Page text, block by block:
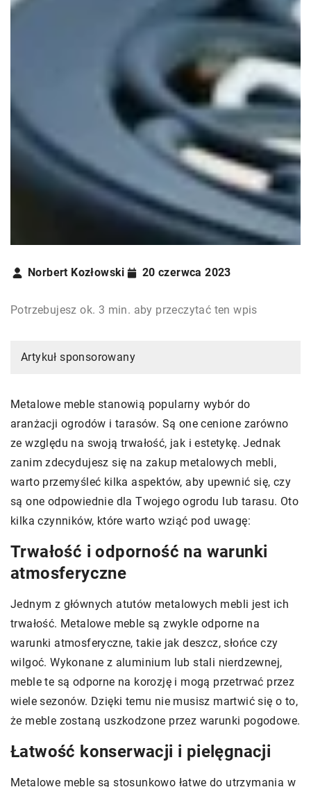
Norbert Kozłowski 20 czerwca 2023
Potrzebujesz ok. 3 min. aby przeczytać ten wpis
Artykuł sponsorowany
Metalowe meble stanowią popularny wybór do
aranżacji ogrodów i tarasów. Są one cenione zarówno
ze względu na swoją trwałość, jak i estetykę. Jednak
zanim zdecydujesz się na zakup metalowych mebli,
warto przemyśleć kilka aspektów, aby upewnić się, czy
są one odpowiednie dla Twojego ogrodu lub tarasu. Oto
kilka czynników, które warto wziąć pod uwagę:
Trwałość i odporność na warunki
atmosferyczne
Jednym z głównych atutów metalowych mebli jest ich
trwałość. Metalowe meble są zwykle odporne na
warunki atmosferyczne, takie jak deszcz, słońce czy
wilgoć. Wykonane z aluminium lub stali nierdzewnej,
meble te są odporne na korozję i mogą przetrwać przez
wiele sezonów. Dzięki temu nie musisz martwić się o to,
że meble zostaną uszkodzone przez warunki pogodowe.
Łatwość konserwacji i pielęgnacji
Metalowe meble są stosunkowo łatwe do utrzymania w